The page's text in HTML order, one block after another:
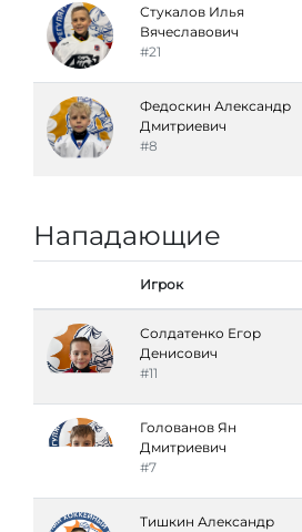
Стукалов Илья
Вячеславович
#21
Федоскин Александр
Дмитриевич
#8
Нападающие
Игрок
Солдатенко Егор
Денисович
#11
Голованов Ян
Дмитриевич
#7
Тишкин Александр